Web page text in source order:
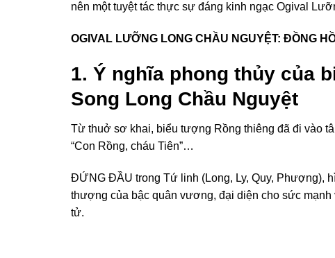
nên một tuyệt tác thực sự đáng kinh ngạc Ogival
OGIVAL LƯỠNG LONG CHẦU NGUYỆT: ĐỒNG
1. Ý nghĩa phong thủy của
Song Long Chầu Nguyệt
Từ thuở sơ khai, biểu tượng Rồng thiêng đã đi vào
“Con Rồng, cháu Tiên”…
ĐỨNG ĐẦU trong Tứ linh (Long, Ly, Quy, Phượng),
thượng của bậc quân vương, đại diện cho sức
tử.